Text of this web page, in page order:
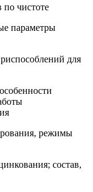
по чистоте
параметры
для
режимы
состав,